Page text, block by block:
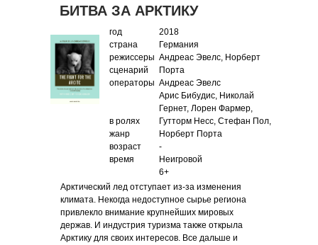
БИТВА ЗА АРКТИКУ
2018
Германия
Андреас Эвелс, Норберт
Порта
Андреас Эвелс
Арис Бибудис, Николай
Гернет, Лорен Фармер,
Гутторм Несс, Стефан Пол,
Норберт Порта
-
Неигровой
6+
26 мин
год
страна
режиссеры
сценарий
операторы
в ролях
жанр
возраст
время
Арктический лед отступает из-за изменения
климата. Некогда недоступное сырье региона
привлекло внимание крупнейших мировых
держав. И индустрия туризма также открыла
Арктику для своих интересов. Все дальше и